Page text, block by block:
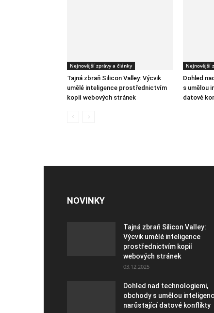
Nejnovější zprávy a články
Tajná zbraň Silicon Valley: Výcvik
umělé inteligence prostřednictvím
kopií webových stránek
Nejnovější
Dohled
s umělou
datové
NOVINKY
Tajná zbraň Silicon Valley:
Výcvik umělé inteligence
prostřednictvím kopií
webových stránek
03.12.2025
Dohled nad technologiemi,
obchody s umělou
narůstající datové konflikty